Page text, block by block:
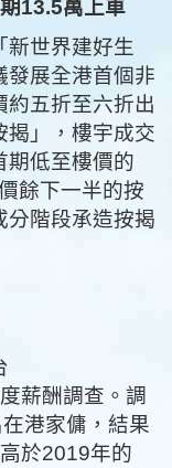
13.5萬上車
新世界建好生
發展全港首個非
約五折至六折出
揭」，樓宇成交
期低至樓價的
餘下一半的按
分階段承造按揭
薪酬調查。調
港家傭，結果
於2019年的